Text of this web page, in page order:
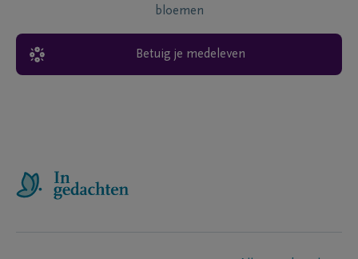
bloemen
Betuig je medeleven